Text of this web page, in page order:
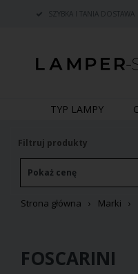
SZYBKA I TANIA DOSTAWA
TYP LAMPY
Filtruj produkty
Pokaż cenę
Strona główna Marki
FOSCARINI